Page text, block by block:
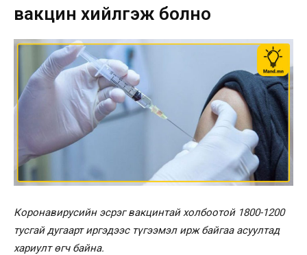
вакцин хийлгэж болно
Коронавирусийн эсрэг вакцинтай холбоотой 1800-1200
тусгай дугаарт иргэдээс түгээмэл ирж байгаа асуултад
хариулт өгч байна.